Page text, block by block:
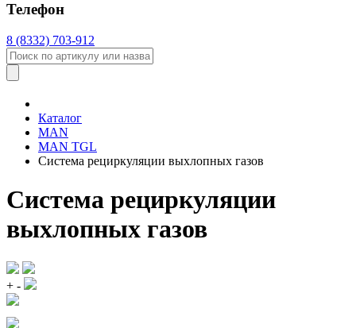
Телефон
8 (8332) 703-912
Каталог
MAN
MAN TGL
Система рециркуляции выхлопных газов
Система рециркуляции
выхлопных газов
+ -